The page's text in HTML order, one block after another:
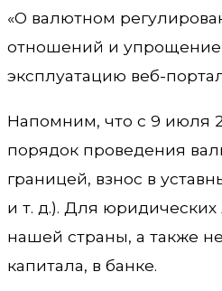
«О валютном
отношений и упрощение
эксплуатацию веб-
Напомним, что с 9 июля
порядок проведения
границей, взнос в
и т. д.). Для
нашей страны, а также
капитала, в банке.